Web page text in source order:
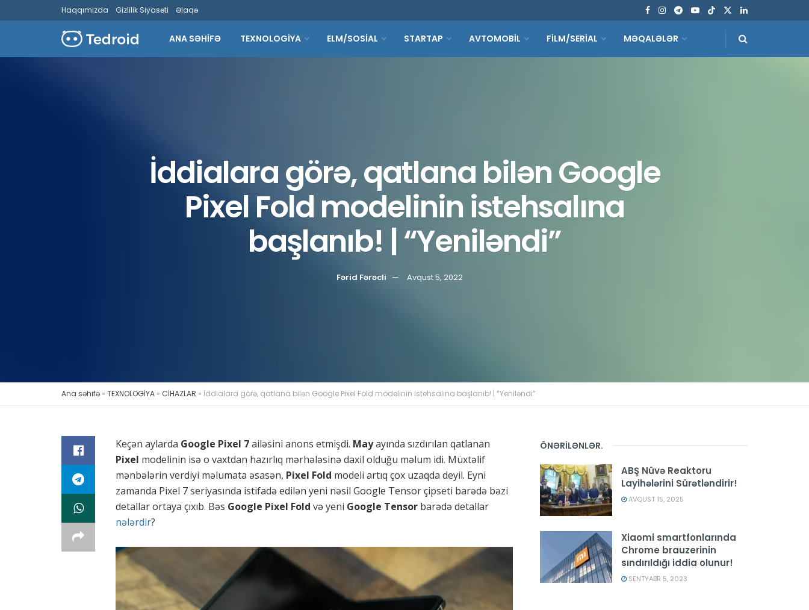
Haqqımızda Gizlilik Siyasəti Əlaqə
ANA SƏHİFƏ TEXNOLOGİYA ELM/SOSİAL STARTAP AVTOMOBİL FİLM/SERİAL MƏQALƏLƏR
İddialara görə, qatlana bilən Google
Pixel Fold modelinin istehsalına
başlanıb! | “Yeniləndi”
Fərid Fərəcli Avqust 5, 2022
Ana səhifə » TEXNOLOGİYA » CİHAZLAR » İddialara görə, qatlana bilən Google Pixel Fold modelinin istehsalına başlanıb! | “Yeniləndi”
Keçən aylarda Google Pixel 7ailəsini anons etmişdi. Mayayında sızdırılan qatlanan
Pixel modelinin isə o vaxtdan hazırlıq mərhələsinə daxil olduğu məlum idi. Müxtəlif
mənbələrin verdiyi məlumata əsasən, Pixel Fold modeli artıq çox uzaqda deyil. Eyni
zamanda Pixel 7 seriyasında istifadə edilən yeni nəsil Google Tensor çipseti barədə bəzi
detallar ortaya çıxıb. Bəs Google Pixel Fold və yeni Google Tensor barədə detallar
nələrdir?
ÖNƏRİLƏNLƏR.
ABŞ Nüvə Reaktoru
Layihələrini Sürətləndirir!
AVQUST 15, 2025
Xiaomi smartfonlarında
Chrome brauzerinin
sındırıldığı iddia olunur!
SENTYABR 5, 2023